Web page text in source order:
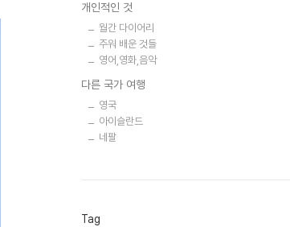
개인적인 것
월간 다이어리
주워 배운 것들
영어,영화,음악
다른 국가 여행
영국
아이슬란드
네팔
Tag